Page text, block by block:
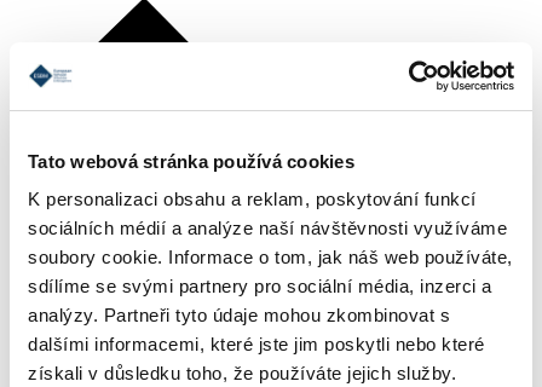
Tato webová stránka používá cookies
K personalizaci obsahu a reklam, poskytování funkcí
sociálních médií a analýze naší návštěvnosti využíváme
soubory cookie. Informace o tom, jak náš web používáte,
sdílíme se svými partnery pro sociální média, inzerci a
analýzy. Partneři tyto údaje mohou zkombinovat s
dalšími informacemi, které jste jim poskytli nebo které
získali v důsledku toho, že používáte jejich služby.